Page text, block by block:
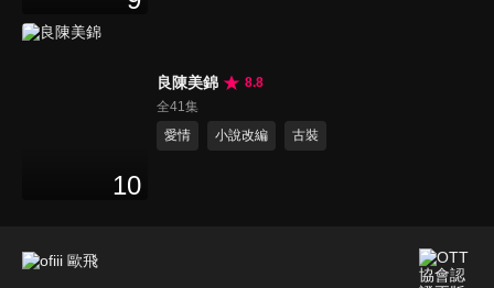
10
良陳美錦
8.8
全41集
愛情
小說改編 古裝